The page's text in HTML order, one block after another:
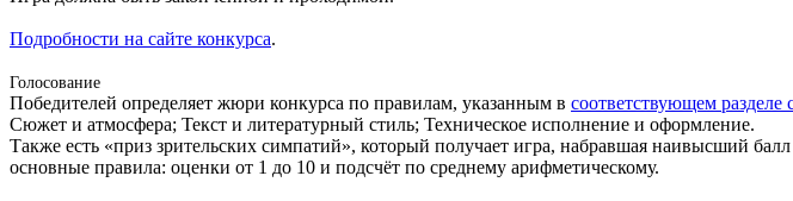
Подробности на сайте конкурса.
Голосование
Победителей определяет жюри конкурса по правилам, указанным в соответствующем разделе
Сюжет и атмосфера; Текст и литературный стиль; Техническое исполнение и оформление.
Также есть «приз зрительских симпатий», который получает игра, набравшая наивысший
основные правила: оценки от 1 до 10 и подсчёт по среднему арифметическому.